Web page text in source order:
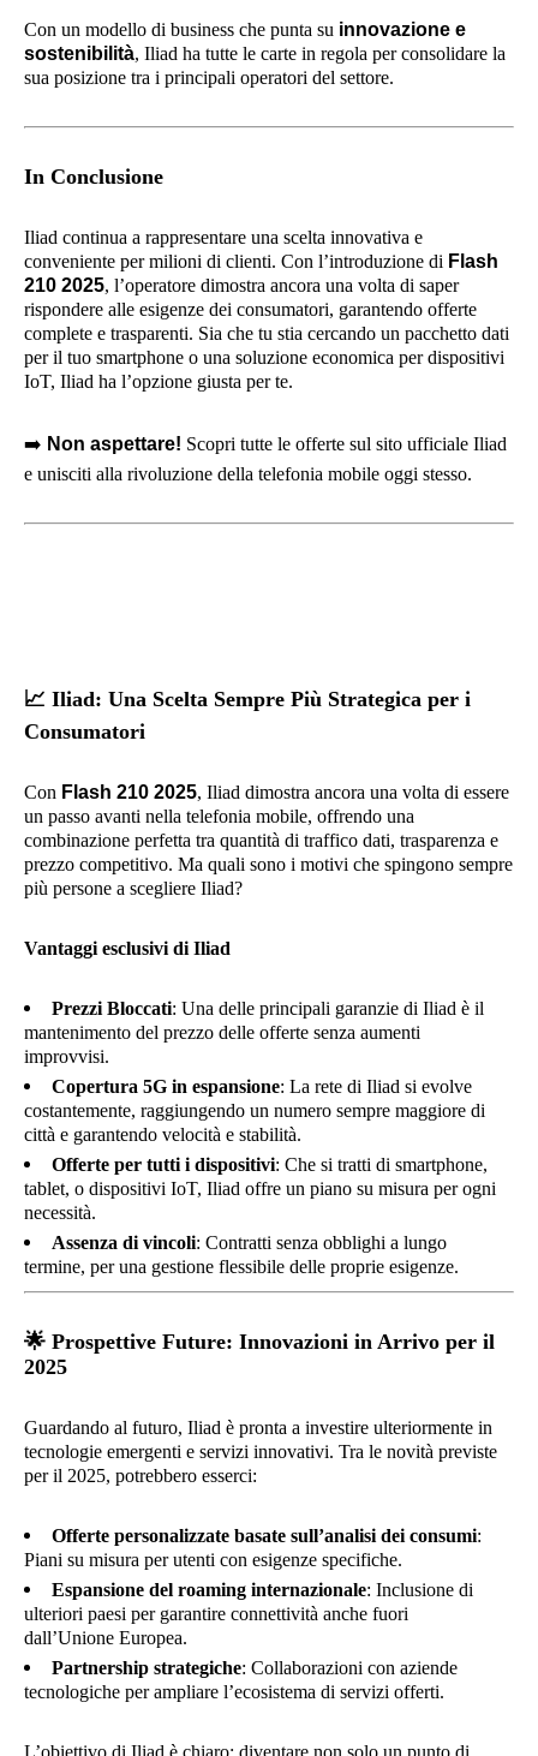
Con un modello di business che punta su innovazione e
sostenibilità, Iliad ha tutte le carte in regola per consolidare la
sua posizione tra i principali operatori del settore.
In Conclusione
Iliad continua a rappresentare una scelta innovativa e
conveniente per milioni di clienti. Con l’introduzione di Flash
210 2025, l’operatore dimostra ancora una volta di saper
rispondere alle esigenze dei consumatori, garantendo offerte
complete e trasparenti. Sia che tu stia cercando un pacchetto dati
per il tuo smartphone o una soluzione economica per dispositivi
IoT, Iliad ha l’opzione giusta per te.
➡️ Non aspettare! Scopri tutte le offerte sul sito ufficiale Iliad
e unisciti alla rivoluzione della telefonia mobile oggi stesso.
📈 Iliad: Una Scelta Sempre Più Strategica per i
Consumatori
Con Flash 210 2025, Iliad dimostra ancora una volta di essere
un passo avanti nella telefonia mobile, offrendo una
combinazione perfetta tra quantità di traffico dati, trasparenza e
prezzo competitivo. Ma quali sono i motivi che spingono sempre
più persone a scegliere Iliad?
Vantaggi esclusivi di Iliad
Prezzi Bloccati: Una delle principali garanzie di Iliad è il
mantenimento del prezzo delle offerte senza aumenti
improvvisi.
Copertura 5G in espansione: La rete di Iliad si evolve
costantemente, raggiungendo un numero sempre maggiore di
città e garantendo velocità e stabilità.
Offerte per tutti i dispositivi: Che si tratti di smartphone,
tablet, o dispositivi IoT, Iliad offre un piano su misura per ogni
necessità.
Assenza di vincoli: Contratti senza obblighi a lungo
termine, per una gestione flessibile delle proprie esigenze.
🌟 Prospettive Future: Innovazioni in Arrivo per il
2025
Guardando al futuro, Iliad è pronta a investire ulteriormente in
tecnologie emergenti e servizi innovativi. Tra le novità previste
per il 2025, potrebbero esserci:
Offerte personalizzate basate sull’analisi dei consumi:
Piani su misura per utenti con esigenze specifiche.
Espansione del roaming internazionale: Inclusione di
ulteriori paesi per garantire connettività anche fuori
dall’Unione Europea.
Partnership strategiche: Collaborazioni con aziende
tecnologiche per ampliare l’ecosistema di servizi offerti.
L’obiettivo di Iliad è chiaro: diventare non solo un punto di